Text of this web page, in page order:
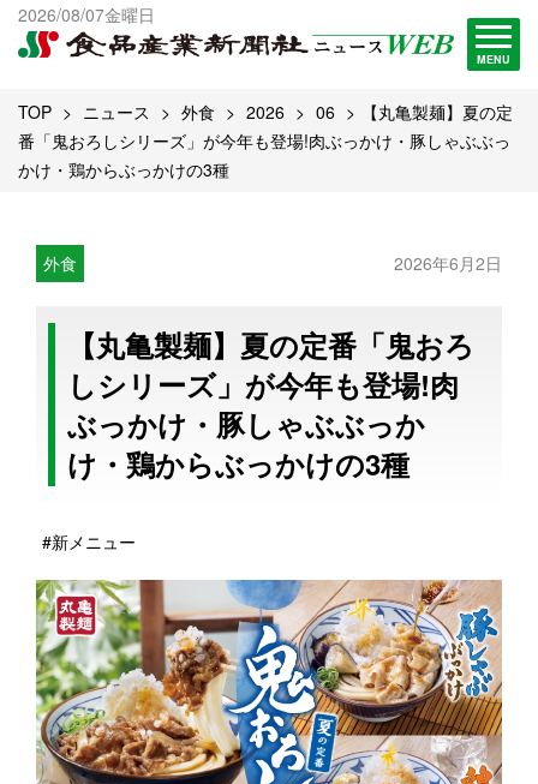
2026/08/07金曜日
MENU
出版物一覧へ
試読・購読申し込み
TOP ニュース 外食 2026 06
【丸亀製麺】夏の定
番「鬼おろしシリーズ」が今年も登場!肉ぶっかけ・豚しゃぶぶっ
かけ・鶏からぶっかけの3種
外食 2026年6月2日
【丸亀製麺】夏の定番「鬼おろ
しシリーズ」が今年も登場!肉
ぶっかけ・豚しゃぶぶっか
け・鶏からぶっかけの3種
#新メニュー